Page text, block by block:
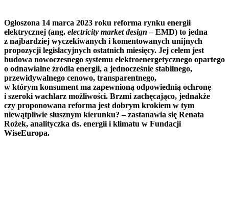
Ogłoszona 14 marca 2023 roku reforma rynku energii
elektrycznej (ang. electricity market design – EMD) to jedna
z najbardziej wyczekiwanych i komentowanych unijnych
propozycji legislacyjnych ostatnich miesięcy. Jej celem jest
budowa nowoczesnego systemu elektroenergetycznego opartego
o odnawialne źródła energii, a jednocześnie stabilnego,
przewidywalnego cenowo, transparentnego,
w którym konsument ma zapewnioną odpowiednią ochronę
i szeroki wachlarz możliwości. Brzmi zachęcająco, jednakże
czy proponowana reforma jest dobrym krokiem w tym
niewątpliwie słusznym kierunku? – zastanawia się Renata
Rożek, analityczka ds. energii i klimatu w Fundacji
WiseEuropa.